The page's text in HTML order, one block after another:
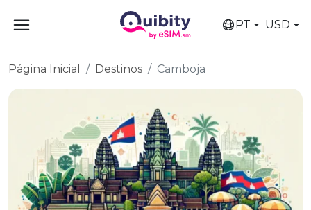
PT USD
Página Inicial Destinos Camboja